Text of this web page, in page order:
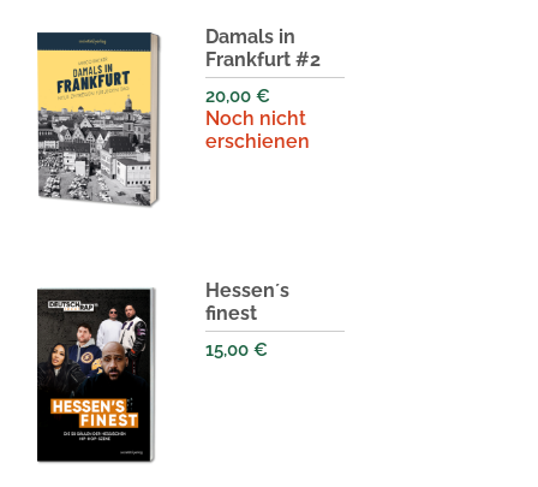
Damals in
Frankfurt #2
20,00 €
Noch nicht
erschienen
Hessen´s
finest
15,00 €